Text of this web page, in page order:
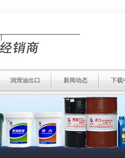
润滑油出口 新闻动态 下载